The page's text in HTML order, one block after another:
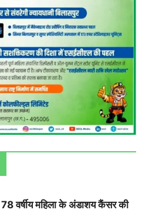
78 वर्षीय महिला के अंडाशय कैंसर की